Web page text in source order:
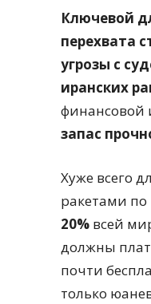
Ключевой
перехвата
угрозы с
иранских
финансовой
запас
Хуже всего
ракетами
20% всей
должны
почти
только